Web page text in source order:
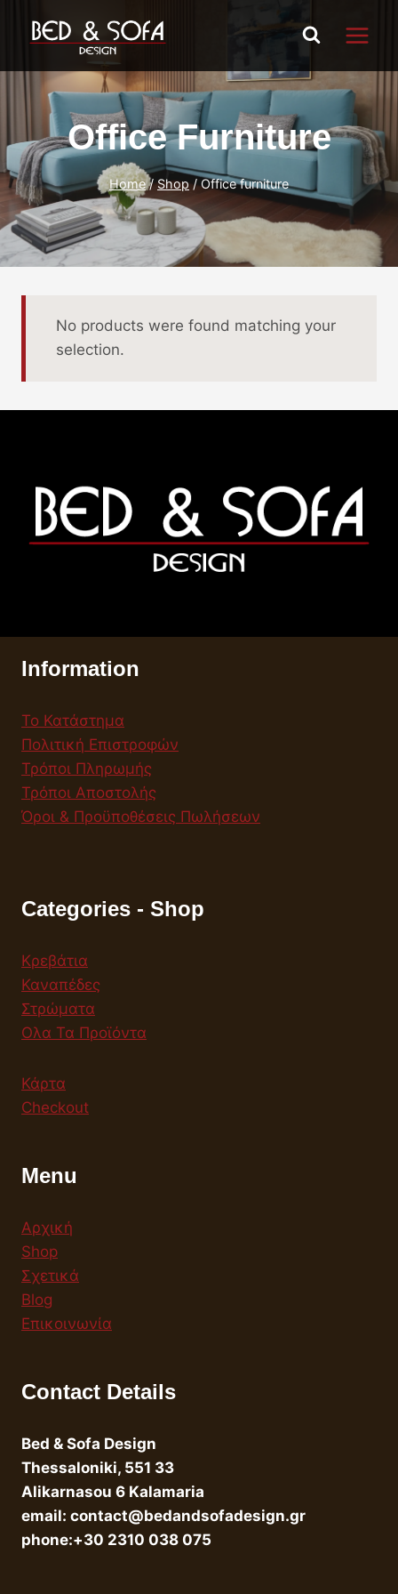
Office Furniture
Home / Shop / Office furniture
No products were found matching your
selection.
Information
Το Κατάστημα
Πολιτική Επιστροφών
Τρόποι Πληρωμής
Τρόποι Αποστολής
Όροι & Προϋποθέσεις Πωλήσεων
Categories - Shop
Κρεβάτια
Καναπέδες
Στρώματα
Ολα Τα Προϊόντα
Κάρτα
Checkout
Menu
Αρχική
Shop
Σχετικά
Blog
Επικοινωνία
Contact Details
Bed & Sofa Design
Thessaloniki, 551 33
Alikarnasou 6 Kalamaria
email: contact@bedandsofadesign.gr
phone:+30 2310 038 075